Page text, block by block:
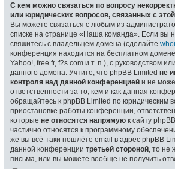
С кем можно связаться по вопросу
или юридических вопросов, связанных с
Вы можете связаться с любым из
списке на странице «Наша команда». Если вы
свяжитесь с владельцем домена (сделайте
конференция находится на бесплатном
Yahoo!, free.fr, f2s.com и т. п.), с руководством
данного домена. Учтите, что phpBB Limited не
контроля над данной конференцией и не
ответственности за то, кем и как данная
обращайтесь к phpBB Limited по юридическим
приостановке работы конференции,
которые не относятся напрямую к сайту
частично относятся к программному
же вы всё-таки пошлёте email в адрес phpBB
данной конференции третьей стороной , то не
письма, или вы можете вообще не получить